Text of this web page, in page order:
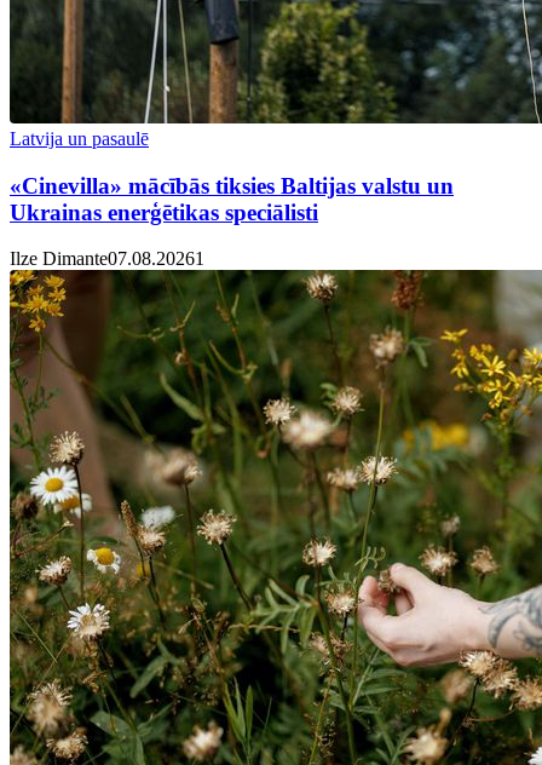
Latvija un pasaulē
«Cinevilla» mācībās tiksies Baltijas valstu un
Ukrainas enerģētikas speciālisti
Ilze Dimante07.08.20261